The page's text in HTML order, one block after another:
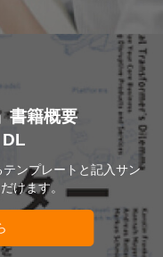
書籍概要
ンプレートと記入サン
けます。